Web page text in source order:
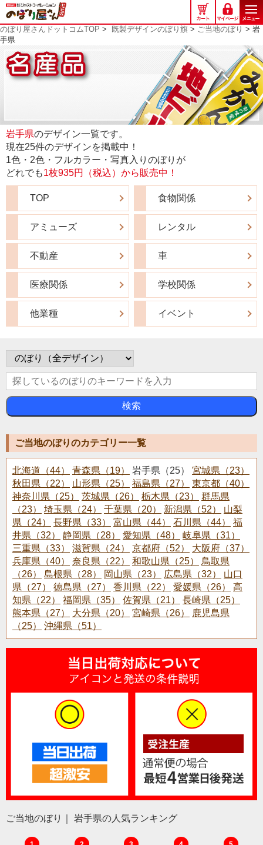
の
ぼ
り
屋
さ
ん
コ
ム
のぼり屋さんドットコムTOP > 既製デザインのぼり旗 > ご当地のぼり > 岩
手県
岩手県のデザイン一覧です。
現在25件のデザインを掲載中！
1色・2色・フルカラー・写真入りのぼりが
どれでも1枚935円（税込）から販売中！
TOP
アミューズ
不動産
医療関係
他業種
食物関係
レンタル
車
学校関係
イベント
検索
ご当地のぼりのカテゴリー一覧
北海道（44） 青森県（19） 岩手県（25）
宮城県（23）
秋田県（22）
山形県（25） 福島県（27）
東京都（40）
神奈川県（25）
茨城県（26） 栃木県（23）
群馬県
（23）
埼玉県（24） 千葉県（20） 新潟県（52）
山梨
県（24）
長野県（33） 富山県（44） 石川県（44）
福
井県（32）
静岡県（28） 愛知県（48）
岐阜県（31）
三重県（33）
滋賀県（24） 京都府（52）
大阪府（37）
兵庫県（40）
奈良県（22） 和歌山県（25）
鳥取県
（26）
島根県（28） 岡山県（23） 広島県（32）
山口
県（27）
徳島県（27） 香川県（22） 愛媛県（26）
高
知県（22）
福岡県（35） 佐賀県（21）
長崎県（25）
熊本県（27）
大分県（20） 宮崎県（26）
鹿児島県
（25）
沖縄県（51）
ご当地のぼり｜ 岩手県の人気ランキング